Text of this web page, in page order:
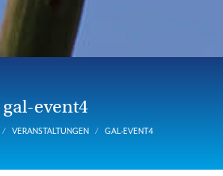
gal-event4
VERANSTALTUNGEN GAL-EVENT4